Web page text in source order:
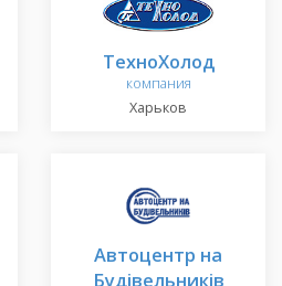
ТехноХолод
компания
Харьков
Автоцентр на
Будівельників